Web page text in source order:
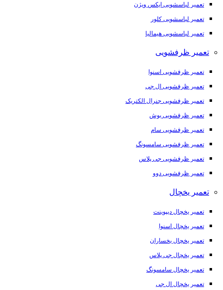
تعمیر لباسشویی ایکس ویژن
تعمیر لباسشویی کلور
تعمیر لباسشویی هیمالیا
تعمیر ظرفشویی
تعمیر ظرفشویی اسنوا
تعمیر ظرفشویی ال جی
تعمیر ظرفشویی جنرال الکتریک
تعمیر ظرفشویی بوش
تعمیر ظرفشویی سام
تعمیر ظرفشویی سامسونگ
تعمیر ظرفشویی جی پلاس
تعمیر ظرفشویی دوو
تعمیر یخچال
تعمیر یخچال دیپوینت
تعمیر یخچال اسنوا
تعمیر یخچال یخساران
تعمیر یخچال جی پلاس
تعمیر یخچال سامسونگ
تعمیر یخچال ال جی